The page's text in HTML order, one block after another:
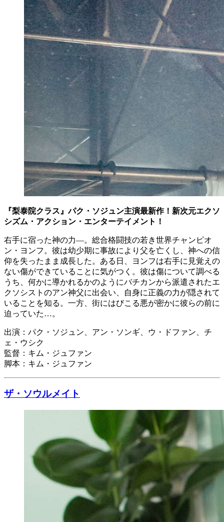
『梨泰院クラス』パク・ソジュン主演最新作！新次元エクソ
シズム・アクション・エンターテイメント！
右手に宿った神の力―。総合格闘技の若き世界チャンピオ
ン・ヨンフ。彼は幼少期に事故により父を亡くし、神への信
仰を失ったまま成長した。ある日、ヨンフは右手に見覚えの
ない傷ができていることに気がつく。彼は傷について調べる
うち、何かに導かれるかのようにバチカンから派遣されたエ
クソシストのアン神父に出会い、自身に正義の力が隠されて
いることを知る。一方、街にはびこる悪が密かに彼らの前に
迫っていた…。
出演：パク・ソジュン、アン・ソンギ、ウ・ドファン、チ
ェ・ウシク
監督：キム・ジュファン
脚本：キム・ジュファン
ザ・ソウルメイト